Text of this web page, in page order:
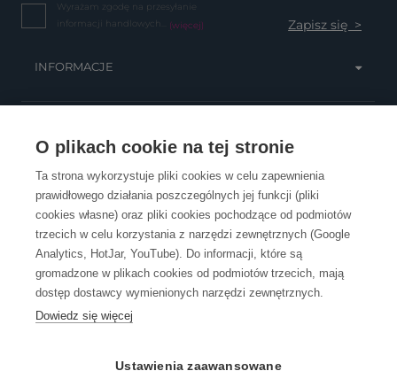
O plikach cookie na tej stronie
Ta strona wykorzystuje pliki cookies w celu zapewnienia
prawidłowego działania poszczególnych jej funkcji (pliki
cookies własne) oraz pliki cookies pochodzące od podmiotów
trzecich w celu korzystania z narzędzi zewnętrznych (Google
Analytics, HotJar, YouTube). Do informacji, które są
gromadzone w plikach cookies od podmiotów trzecich, mają
dostęp dostawcy wymienionych narzędzi zewnętrznych.
Dowiedz się więcej
Ustawienia zaawansowane
Wyrażam zgodę na przesyłanie
informacji handlowych... (więcej)
INFORMACJE
OBSŁUGA KLIENTA
KONTAKT
OpenGift jest częścią ReflectGroup.